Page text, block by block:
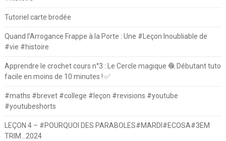
Tutoriel carte brodée
Quand l’Arrogance Frappe à la Porte : Une #Leçon Inoubliable de
#vie #histoire
Apprendre le crochet cours n°3 : Le Cercle magique 🧶 Débutant tuto
facile en moins de 10 minutes ! ✅
#maths #brevet #college #leçon #revisions #youtube
#youtubeshorts
LEÇON 4 – #POURQUOI DES PARABOLES#MARDI#ECOSA#3EM
TRIM…2024